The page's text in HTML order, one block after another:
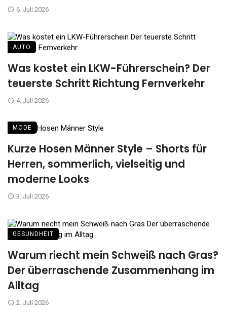
6. Juli 2026
AUTO
Was kostet ein LKW-Führerschein? Der
teuerste Schritt Richtung Fernverkehr
4. Juli 2026
MODE
Kurze Hosen Männer Style – Shorts für
Herren, sommerlich, vielseitig und
moderne Looks
3. Juli 2026
GESUNDHEIT
Warum riecht mein Schweiß nach Gras?
Der überraschende Zusammenhang im
Alltag
2. Juli 2026